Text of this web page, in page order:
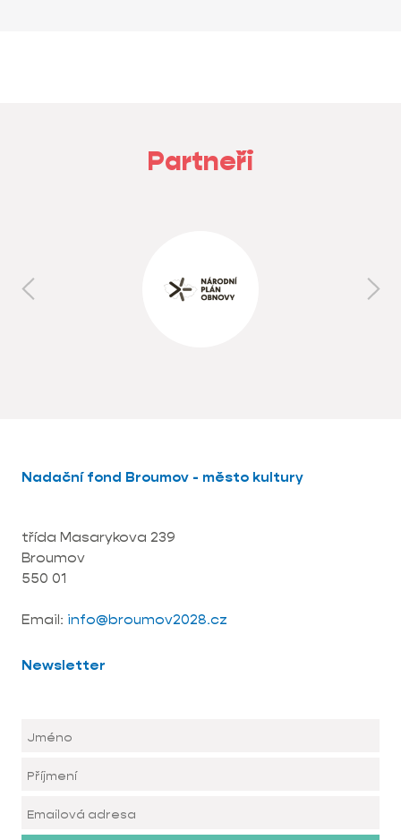
Partneři
Nadační fond Broumov - město kultury
třída Masarykova 239
Broumov
550 01
Email: info@broumov2028.cz
Newsletter